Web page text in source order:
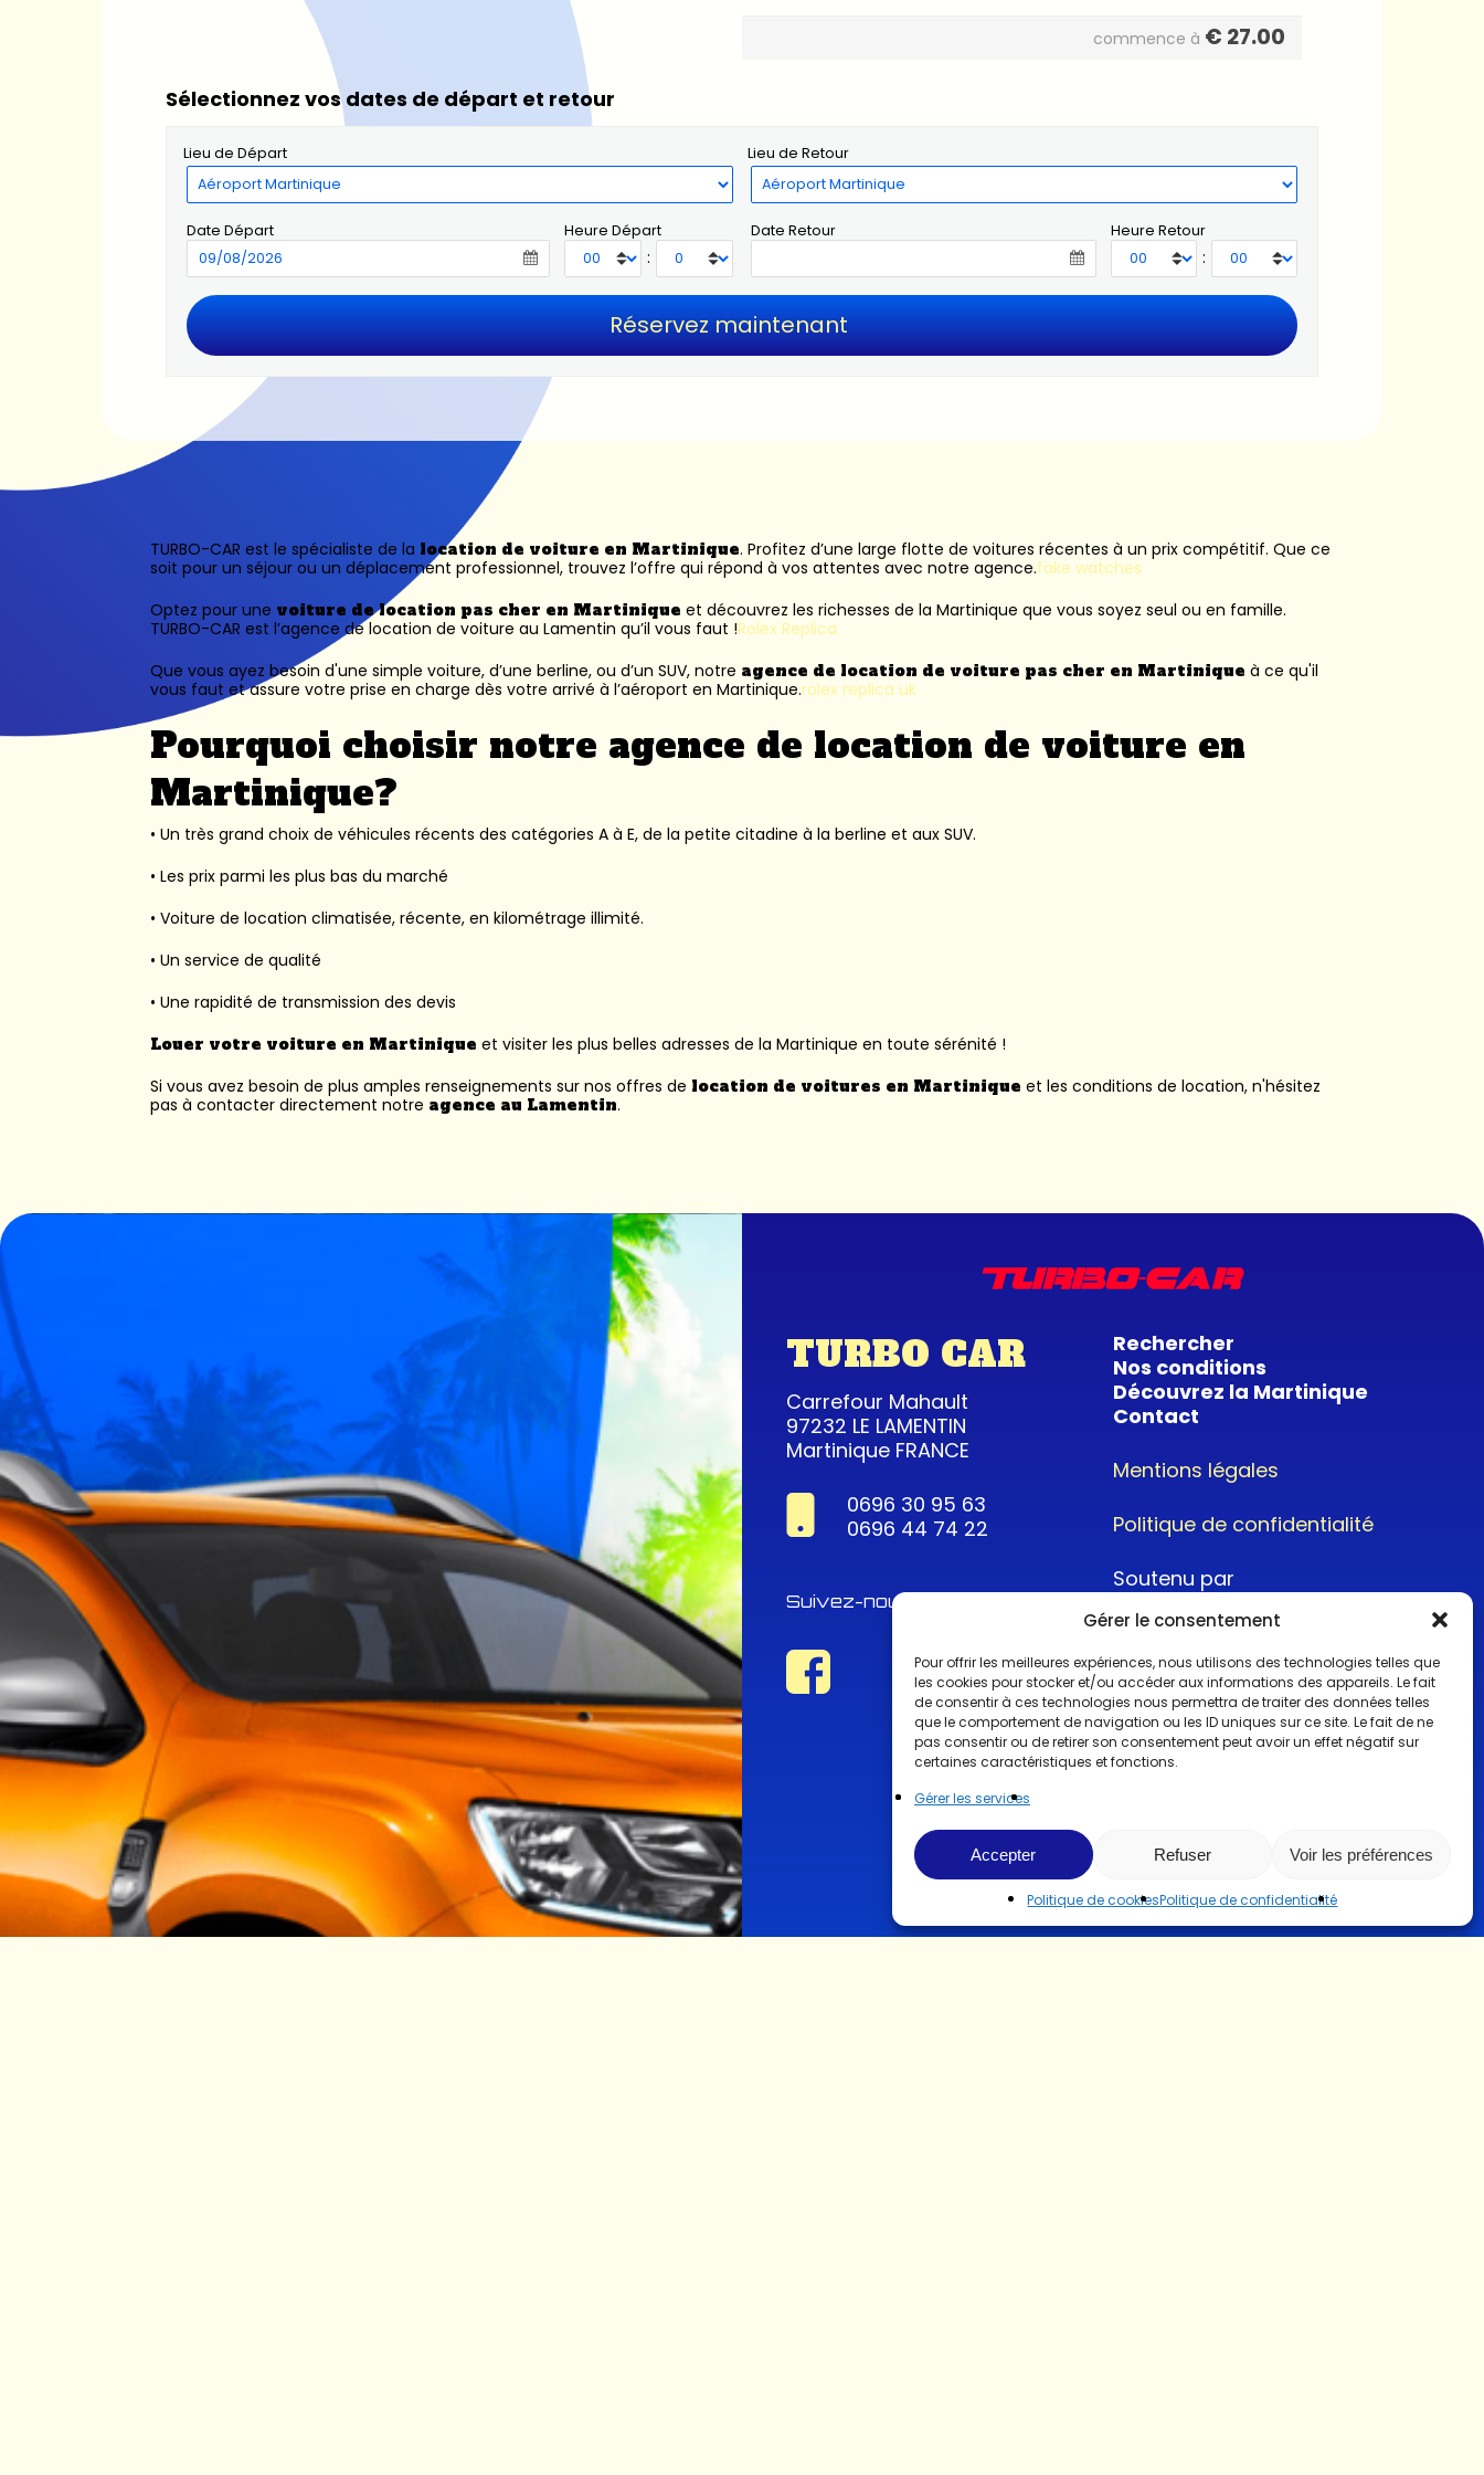
Gérer le consentement
Pour offrir les meilleures expériences, nous utilisons des technologies telles que
les cookies pour stocker et/ou accéder aux informations des appareils. Le fait
de consentir à ces technologies nous permettra de traiter des données telles
que le comportement de navigation ou les ID uniques sur ce site. Le fait de ne
pas consentir ou de retirer son consentement peut avoir un effet négatif sur
certaines caractéristiques et fonctions.
Gérer les services
Accepter Refuser Voir les préférences
Politique de cookiesPolitique de confidentialité
commence à € 27.00
Sélectionnez vos dates de départ et retour
Lieu de Départ Lieu de Retour
Date Départ Heure Départ
:
Date Retour Heure Retour
:
TURBO-CAR est le spécialiste de la location de voiture en Martinique. Profitez d’une large flotte de voitures récentes à un prix compétitif. Que ce
soit pour un séjour ou un déplacement professionnel, trouvez l’offre qui répond à vos attentes avec notre agence.fake watches
Optez pour une voiture de location pas cher en Martinique et découvrez les richesses de la Martinique que vous soyez seul ou en famille.
TURBO-CAR est l’agence de location de voiture au Lamentin qu’il vous faut !Rolex Replica
Que vous ayez besoin d'une simple voiture, d’une berline, ou d’un SUV, notre agence de location de voiture pas cher en Martinique à ce qu'il
vous faut et assure votre prise en charge dès votre arrivé à l’aéroport en Martinique.rolex replica uk
Pourquoi choisir notre agence de location de voiture en
Martinique?
• Un très grand choix de véhicules récents des catégories A à E, de la petite citadine à la berline et aux SUV.
• Les prix parmi les plus bas du marché
• Voiture de location climatisée, récente, en kilométrage illimité.
• Un service de qualité
• Une rapidité de transmission des devis
Louer votre voiture en Martinique et visiter les plus belles adresses de la Martinique en toute sérénité !
Si vous avez besoin de plus amples renseignements sur nos offres de location de voitures en Martinique et les conditions de location, n'hésitez
pas à contacter directement notre agence au Lamentin.
TURBO CAR
Carrefour Mahault
97232 LE LAMENTIN
Martinique FRANCE
0696 30 95 63
0696 44 74 22
Suivez-nous !
Rechercher
Nos conditions
Découvrez la Martinique
Contact
Mentions légales
Politique de confidentialité
Soutenu par
@2022CopyrightTurboCar